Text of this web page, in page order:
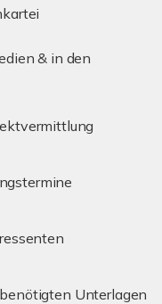
& in den
Unterlagen